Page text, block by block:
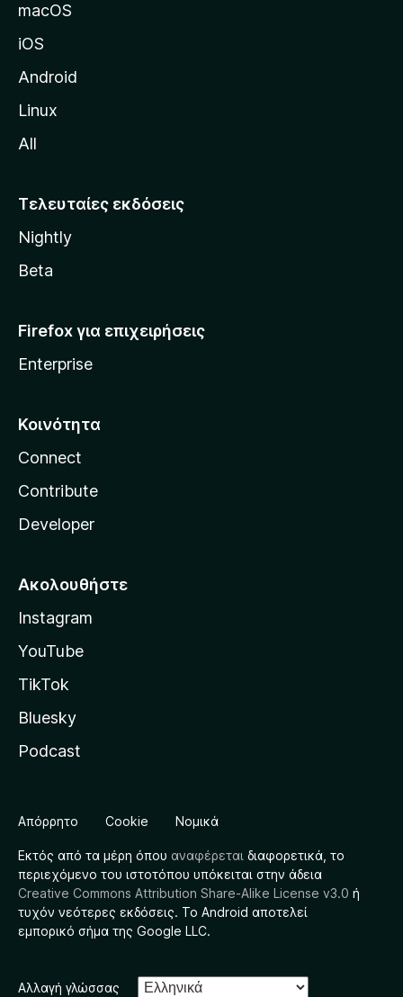
τ
η
o
i
l
a
macOS
iOS
Android
Linux
All
Τελευταίες εκδόσεις
Nightly
Beta
Firefox για επιχειρήσεις
Enterprise
Κοινότητα
Connect
Contribute
Developer
Ακολουθήστε
Instagram
YouTube
TikTok
Bluesky
Podcast
Απόρρητο Cookie Νομικά
Εκτός από τα μέρη όπου αναφέρεται διαφορετικά, το
περιεχόμενο του ιστοτόπου υπόκειται στην άδεια
Creative Commons Attribution Share-Alike License v3.0 ή
τυχόν νεότερες εκδόσεις. Το Android αποτελεί
εμπορικό σήμα της Google LLC.
Αλλαγή γλώσσας